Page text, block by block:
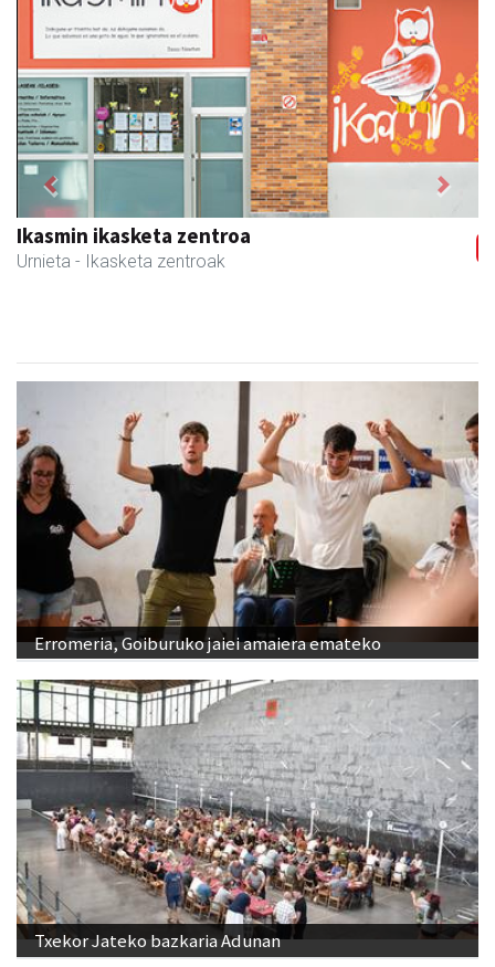
Egape Ikastola
Urnieta - Hezkuntza
Previous Next
Erromeria, Goiburuko jaiei amaiera emateko
Txekor Jateko bazkaria Adunan